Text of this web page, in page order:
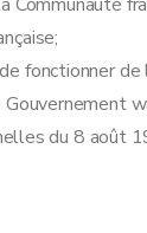
fonctionner
du 8 août